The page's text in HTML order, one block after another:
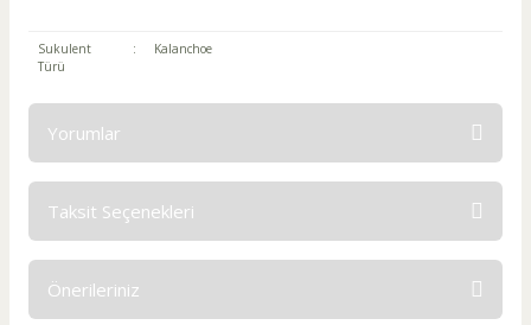
Sukulent
Türü
: Kalanchoe
Yorumlar
fena değil
sorunsuz olarak geldi.yaprakların çoğu daha yeşil,herhalde büyüdükçe siyah
Taksit Seçenekleri
Önerileriniz